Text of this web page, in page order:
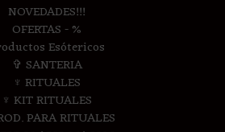
NOVEDADES!!!
OFERTAS - %
Esótericos
✞ SANTERIA
♆ RITUALES
♆ KIT RITUALES
PARA RITUALES